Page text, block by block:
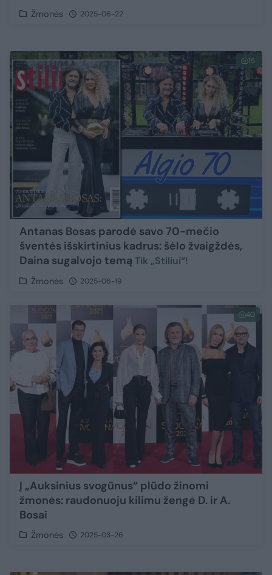
Žmonės 2025-06-22
15
Antanas Bosas parodė savo 70-mečio
šventės išskirtinius kadrus: šėlo žvaigždės,
Daina sugalvojo temą Tik „Stiliui“!
Žmonės 2025-06-19
40
Į „Auksinius svogūnus“ plūdo žinomi
žmonės: raudonuoju kilimu žengė D. ir A.
Bosai
Žmonės 2025-03-26